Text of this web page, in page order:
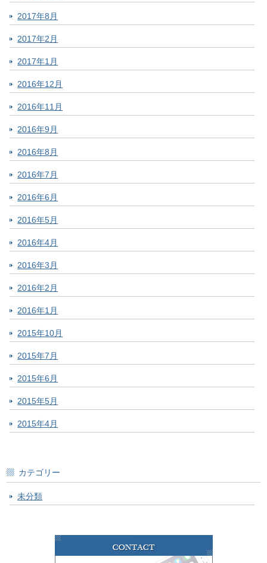
2017年8月
2017年2月
2017年1月
2016年12月
2016年11月
2016年9月
2016年8月
2016年7月
2016年6月
2016年5月
2016年4月
2016年3月
2016年2月
2016年1月
2015年10月
2015年7月
2015年6月
2015年5月
2015年4月
カテゴリー
未分類